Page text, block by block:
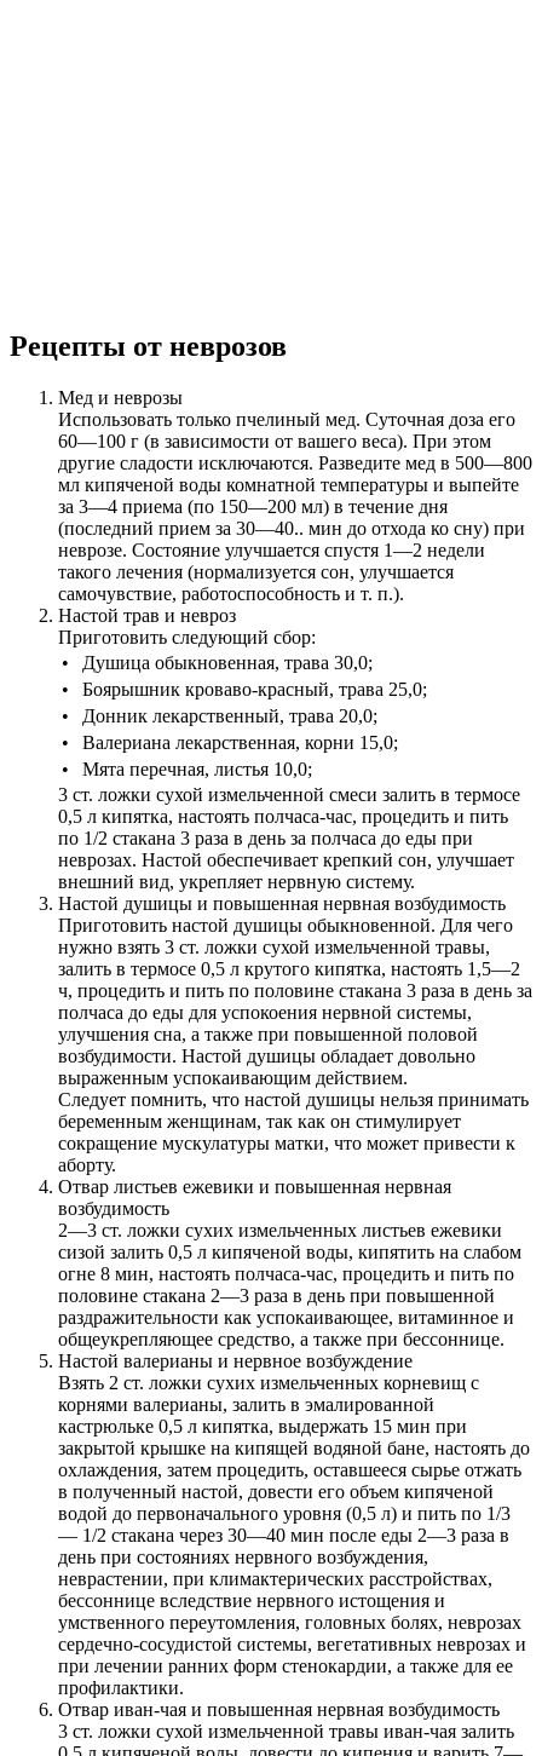
Рецепты от неврозов
Мед и неврозы
Использовать только пчелиный мед. Суточная доза его
60—100 г (в зависимости от вашего веса). При этом
другие сладости исключаются. Разведите мед в 500—800
мл кипяченой воды комнатной температуры и выпейте
за 3—4 приема (по 150—200 мл) в течение дня
(последний прием за 30—40.. мин до отхода ко сну) при
неврозе. Состояние улучшается спустя 1—2 недели
такого лечения (нормализуется сон, улучшается
самочувствие, работоспособность и т. п.).
Настой трав и невроз
Приготовить следующий сбор:
•
Душица обыкновенная, трава 30,0;
•
Боярышник кроваво-красный, трава 25,0;
•
Донник лекарственный, трава 20,0;
•
Валериана лекарственная, корни 15,0;
•
Мята перечная, листья 10,0;
3 ст. ложки сухой измельченной смеси залить в термосе
0,5 л кипятка, настоять полчаса-час, процедить и пить
по 1/2 стакана 3 раза в день за полчаса до еды при
неврозах. Настой обеспечивает крепкий сон, улучшает
внешний вид, укрепляет нервную систему.
Настой душицы и повышенная нервная возбудимость
Приготовить настой душицы обыкновенной. Для чего
нужно взять 3 ст. ложки сухой измельченной травы,
залить в термосе 0,5 л крутого кипятка, настоять 1,5—2
ч, процедить и пить по половине стакана 3 раза в день за
полчаса до еды для успокоения нервной системы,
улучшения сна, а также при повышенной половой
возбудимости. Настой душицы обладает довольно
выраженным успокаивающим действием.
Следует помнить, что настой душицы нельзя принимать
беременным женщинам, так как он стимулирует
сокращение мускулатуры матки, что может привести к
аборту.
Отвар листьев ежевики и повышенная нервная
возбудимость
2—3 ст. ложки сухих измельченных листьев ежевики
сизой залить 0,5 л кипяченой воды, кипятить на слабом
огне 8 мин, настоять полчаса-час, процедить и пить по
половине стакана 2—3 раза в день при повышенной
раздражительности как успокаивающее, витаминное и
общеукрепляющее средство, а также при бессоннице.
Настой валерианы и нервное возбуждение
Взять 2 ст. ложки сухих измельченных корневищ с
корнями валерианы, залить в эмалированной
кастрюльке 0,5 л кипятка, выдержать 15 мин при
закрытой крышке на кипящей водяной бане, настоять до
охлаждения, затем процедить, оставшееся сырье отжать
в полученный настой, довести его объем кипяченой
водой до первоначального уровня (0,5 л) и пить по 1/3
— 1/2 стакана через 30—40 мин после еды 2—3 раза в
день при состояниях нервного возбуждения,
неврастении, при климактерических расстройствах,
бессоннице вследствие нервного истощения и
умственного переутомления, головных болях, неврозах
сердечно-сосудистой системы, вегетативных неврозах и
при лечении ранних форм стенокардии, а также для ее
профилактики.
Отвар иван-чая и повышенная нервная возбудимость
3 ст. ложки сухой измельченной травы иван-чая залить